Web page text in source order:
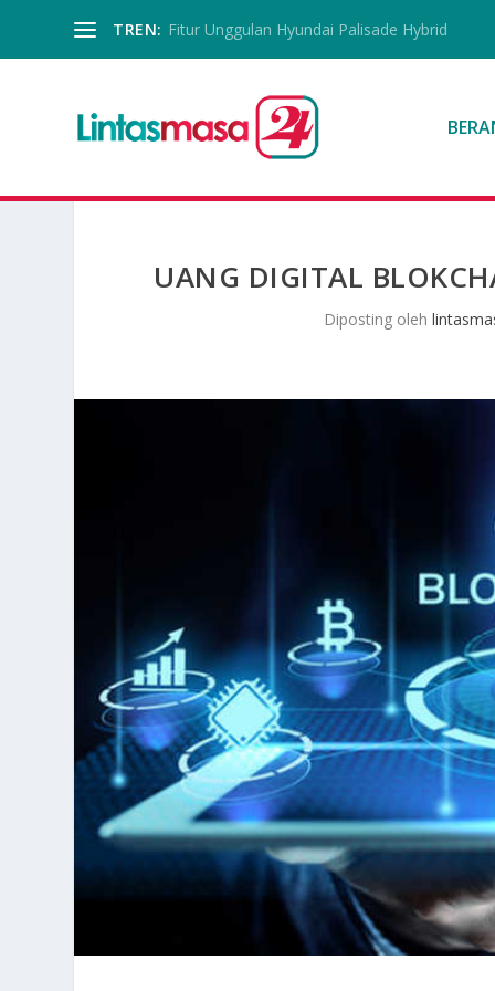
TREN: Fitur Unggulan Hyundai Palisade Hybrid
UANG DIGITAL
Diposting oleh